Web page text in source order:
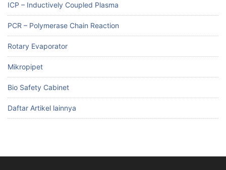
ICP – Inductively Coupled Plasma
PCR – Polymerase Chain Reaction
Rotary Evaporator
Mikropipet
Bio Safety Cabinet
Daftar Artikel lainnya